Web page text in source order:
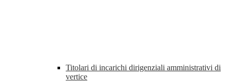
Titolari di incarichi dirigenziali amministrativi di
vertice